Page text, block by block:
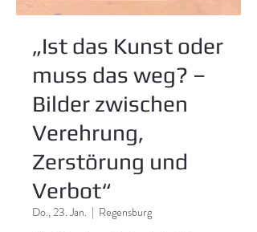
„Ist das Kunst oder
muss das weg? –
Bilder zwischen
Verehrung,
Zerstörung und
Verbot“
Do., 23. Jan.
  |
Regensburg